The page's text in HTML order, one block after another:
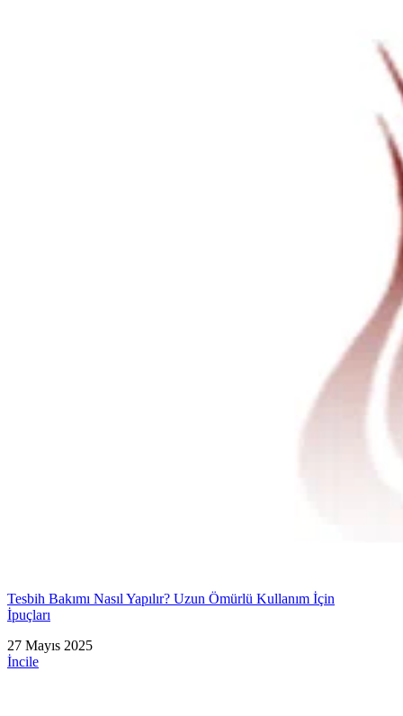
Tesbih Bakımı Nasıl Yapılır? Uzun Ömürlü Kullanım İçin
İpuçları
27 Mayıs 2025
İncile